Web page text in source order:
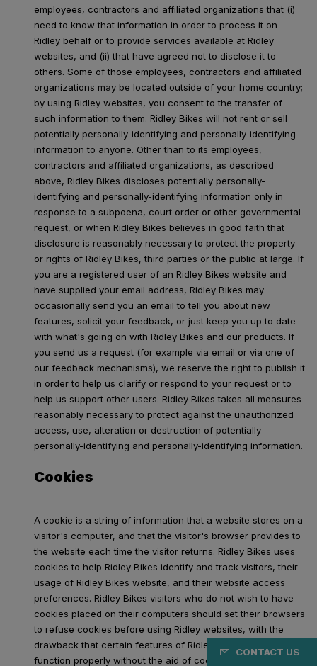
employees, contractors and affiliated organizations that (i)
need to know that information in order to process it on
Ridley behalf or to provide services available at Ridley
websites, and (ii) that have agreed not to disclose it to
others. Some of those employees, contractors and affiliated
organizations may be located outside of your home country;
by using Ridley websites, you consent to the transfer of
such information to them. Ridley Bikes will not rent or sell
potentially personally-identifying and personally-identifying
information to anyone. Other than to its employees,
contractors and affiliated organizations, as described
above, Ridley Bikes discloses potentially personally-
identifying and personally-identifying information only in
response to a subpoena, court order or other governmental
request, or when Ridley Bikes believes in good faith that
disclosure is reasonably necessary to protect the property
or rights of Ridley Bikes, third parties or the public at large. If
you are a registered user of an Ridley Bikes website and
have supplied your email address, Ridley Bikes may
occasionally send you an email to tell you about new
features, solicit your feedback, or just keep you up to date
with what's going on with Ridley Bikes and our products. If
you send us a request (for example via email or via one of
our feedback mechanisms), we reserve the right to publish it
in order to help us clarify or respond to your request or to
help us support other users. Ridley Bikes takes all measures
reasonably necessary to protect against the unauthorized
access, use, alteration or destruction of potentially
personally-identifying and personally-identifying information.
Cookies
A cookie is a string of information that a website stores on a
visitor's computer, and that the visitor's browser provides to
the website each time the visitor returns. Ridley Bikes uses
cookies to help Ridley Bikes identify and track visitors, their
usage of Ridley Bikes website, and their website access
preferences. Ridley Bikes visitors who do not wish to have
cookies placed on their computers should set their browsers
to refuse cookies before using Ridley websites, with the
drawback that certain features of Ridley websites may not
function properly without the aid of cookies.
CONTACT US